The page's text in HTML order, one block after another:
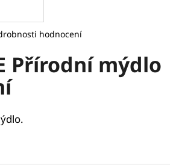
hodnocení
Přírodní mýdlo